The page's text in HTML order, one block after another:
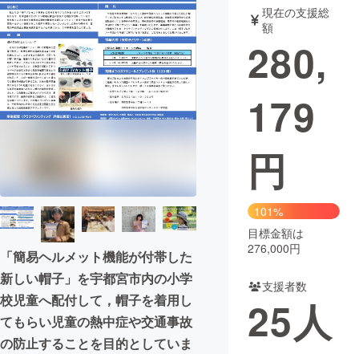
アート・写真 音楽
テクノロジー・ガジェット ゲーム・サ
映像・映画
まちづくり・地域活性化
CAMPFIRE for Social Good CAMPFIRE Creation
CAMPFIREふるさと納税machi-ya コミュニティ
「簡易ヘルメット機能が付帯した
新しい帽子」を宇都宮市内の小学
校児童へ配付して，帽子を着用し
てもらい児童の熱中症や交通事故
の防止することを目的としていま
現在の支援総
額
280,
179
円
101%
目標金額は
276,000円
支援者数
25人